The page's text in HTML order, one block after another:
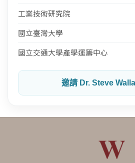
工業技術研究院
國立臺灣大學
國立交通大學產學運籌中心
邀請 Dr. Steve